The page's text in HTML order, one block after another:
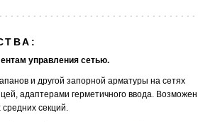
управления сетью.
и другой запорной арматуры на сетях
адаптерами герметичного ввода. Возможен
секций.